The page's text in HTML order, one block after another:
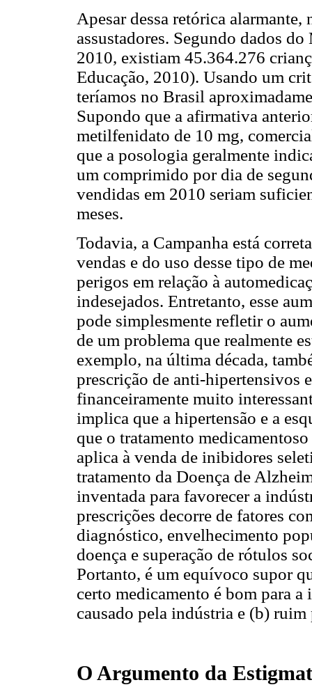
Apesar dessa retórica alarmante,
assustadores. Segundo dados
2010, existiam 45.364.276
Educação, 2010). Usando um
teríamos no Brasil
Supondo que a afirmativa
metilfenidato de 10 mg,
que a posologia geralmente
um comprimido por dia de
vendidas em 2010 seriam
meses.
Todavia, a Campanha está
vendas e do uso desse tipo de
perigos em relação à
indesejados. Entretanto, esse
pode simplesmente refletir o
de um problema que realmente
exemplo, na última década,
prescrição de anti-hipertensivos
financeiramente muito
implica que a hipertensão e a
que o tratamento
aplica à venda de inibidores
tratamento da Doença de
inventada para favorecer a
prescrições decorre de fatores
diagnóstico, envelhecimento
doença e superação de rótulos
Portanto, é um equívoco supor
certo medicamento é bom para
causado pela indústria e (b) ruim
O Argumento da